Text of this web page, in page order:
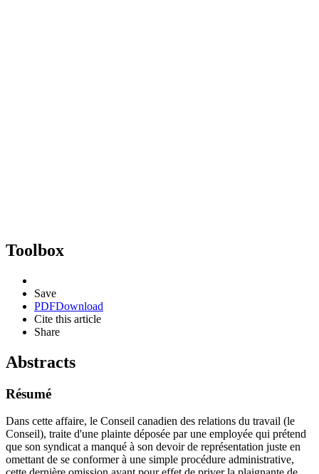
Toolbox
Save
PDFDownload
Cite this article
Share
Abstracts
Résumé
Dans cette affaire, le Conseil canadien des relations du travail (le
Conseil), traite d'une plainte déposée par une employée qui prétend
que son syndicat a manqué à son devoir de représentation juste en
omettant de se conformer à une simple procédure administrative,